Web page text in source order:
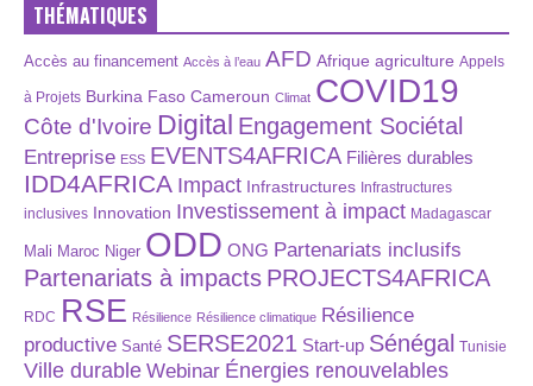
THÉMATIQUES
Accès au financement Accès à l’eau AFD Afrique agriculture Appels
à Projets Burkina Faso Cameroun Climat COVID19
Côte d'Ivoire Digital Engagement Sociétal
Entreprise ESS EVENTS4AFRICA Filières durables
IDD4AFRICA Impact Infrastructures Infrastructures
inclusives Innovation Investissement à impact Madagascar
Mali Maroc Niger ODD ONG Partenariats inclusifs
Partenariats à impacts PROJECTS4AFRICA
RDC RSE Résilience Résilience climatique Résilience
productive Santé SERSE2021 Start-up Sénégal Tunisie
Ville durable Webinar Énergies renouvelables